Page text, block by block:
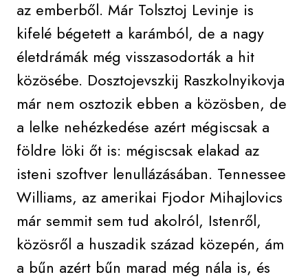
az emberből. Már Tolsztoj Levinje is
kifelé bégetett a karámból, de a nagy
életdrámák még visszasodorták a hit
közösébe. Dosztojevszkij Raszkolnyikovja
már nem osztozik ebben a közösben, de
a lelke nehézkedése azért mégiscsak a
földre löki őt is: mégiscsak elakad az
isteni szoftver lenullázásában. Tennessee
Williams, az amerikai Fjodor Mihajlovics
már semmit sem tud akolról, Istenről,
közösről a huszadik század közepén, ám
a bűn azért bűn marad még nála is, és